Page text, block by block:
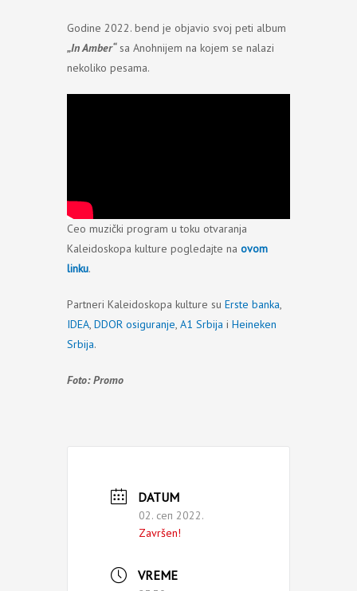
Godine 2022. bend je objavio svoj peti album
„In Amber“sa Anohnijem na kojem se nalazi
nekoliko pesama.
Ceo muzički program u toku otvaranja
Kaleidoskopa kulture pogledajte na ovom
linku.
Partneri Kaleidoskopa kulture su Erste banka,
IDEA, DDOR osiguranje, A1 Srbija i Heineken
Srbija.
Foto: Promo
DATUM
02. сеп 2022.
Završen!
VREME